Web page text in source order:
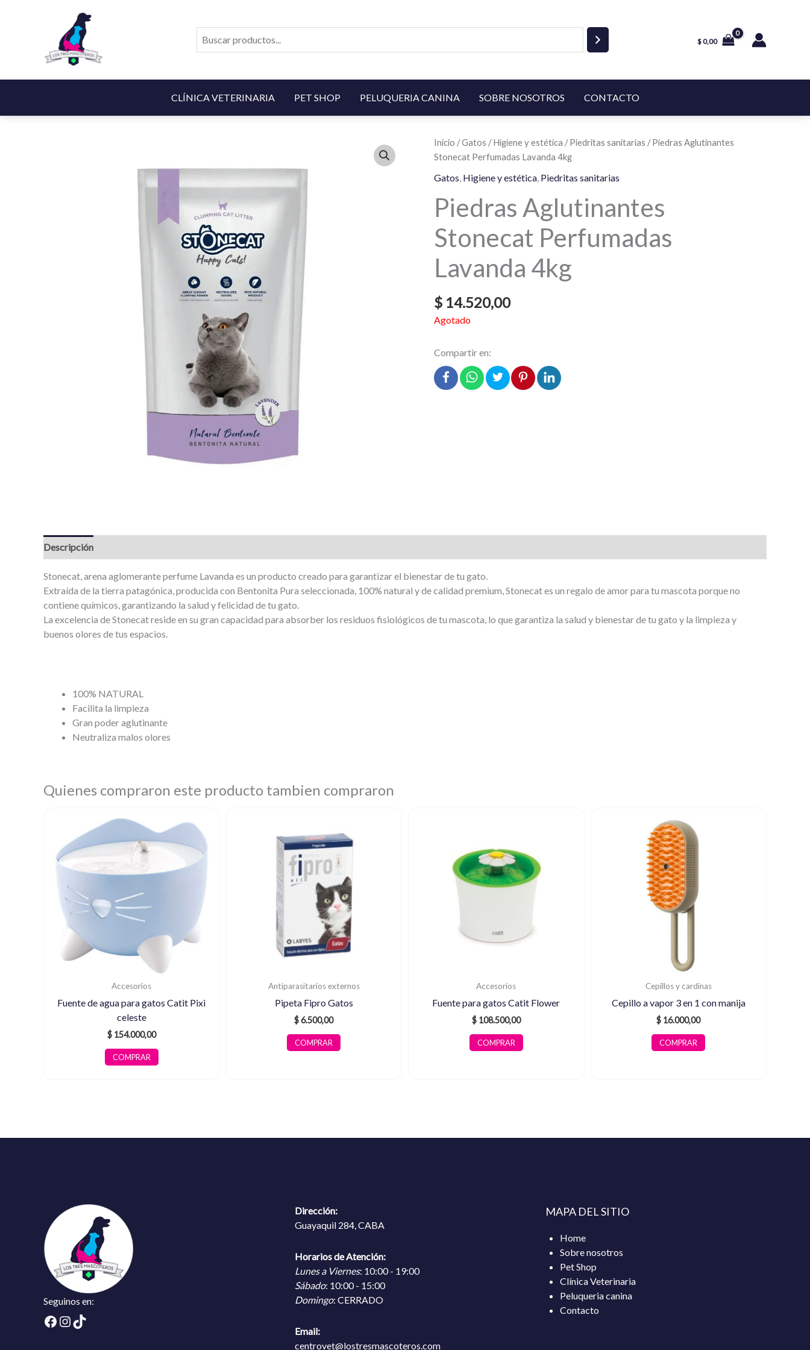
$0,00
CLÍNICA VETERINARIA PET SHOP PELUQUERIA CANINA SOBRE NOSOTROS CONTACTO
Inicio /Gatos /Higiene y estética /Piedritas sanitarias / Piedras Aglutinantes
Stonecat Perfumadas Lavanda 4kg
Gatos Higiene y estética Piedritas sanitarias
Piedras Aglutinantes
Stonecat Perfumadas
Lavanda 4kg
$ 14.520,00
Agotado
Compartir en:
Descripción
Stonecat, arena aglomerante perfume Lavanda es un producto creado para garantizar el bienestar de tu gato.
Extraída de la tierra patagónica, producida con Bentonita Pura seleccionada, 100% natural y de calidad premium, Stonecat es un regalo de amor para tu mascota porque no
contiene químicos, garantizando la salud y felicidad de tu gato.
La excelencia de Stonecat reside en su gran capacidad para absorber los residuos fisiológicos de tu mascota, lo que garantiza la salud y bienestar de tu gato y la limpieza y
buenos olores de tus espacios.
100% NATURAL
Facilita la limpieza
Gran poder aglutinante
Neutraliza malos olores
Quienes compraron este producto tambien compraron
Accesorios
Fuente de agua para gatos Catit Pixi
celeste
$154.000,00
COMPRAR
Antiparasitarios externos
Pipeta Fipro Gatos
$6.500,00
COMPRAR
Accesorios
Fuente para gatos Catit Flower
$108.500,00
COMPRAR
Cepillos y cardinas
Cepillo a vapor 3 en 1 con manija
$ 16.000,00
COMPRAR
Seguinos en:
Facebook
Instagram
TikTok
Dirección:
Guayaquil 284, CABA
Horarios de Atención:
Lunes a Viernes: 10:00 - 19:00
Sábado: 10:00 - 15:00
Domingo: CERRADO
Email:
centrovet@lostresmascoteros.com
MAPA DEL SITIO
Home
Sobre nosotros
Pet Shop
Clínica Veterinaria
Peluqueria canina
Contacto